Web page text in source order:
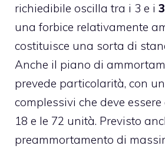
richiedibile oscilla tra i 3 e i
una forbice relativamente
costituisce una sorta di
Anche il piano di
prevede particolarità, con
complessivi che deve
18 e le 72 unità. Previsto
preammortamento di